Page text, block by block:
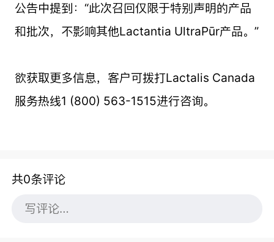
公告中提到：“此次召回仅限于特别声明的产品
和批次，不影响其他Lactantia UltraPūr产品。”
欲获取更多信息，客户可拨打Lactalis Canada
服务热线1 (800) 563-1515进行咨询。
共0条评论